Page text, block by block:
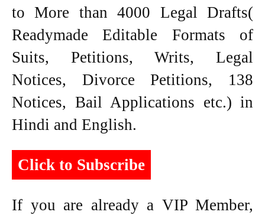
to More than 4000 Legal Drafts(
Readymade Editable Formats of
Suits, Petitions, Writs, Legal
Notices, Divorce Petitions, 138
Notices, Bail Applications etc.) in
Hindi and English.
Click to Subscribe
If you are already a VIP Member,